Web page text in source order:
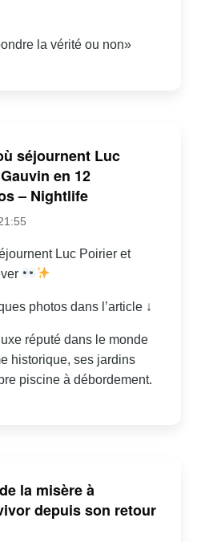
la vérité ou non»
séjournent Luc
en 12
– Nightlife
Luc Poirier et
photos dans l’article ↓
réputé dans le monde
historique, ses jardins
piscine à débordement.
la misère à
depuis son retour